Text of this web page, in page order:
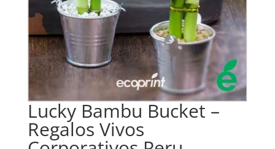
Lucky Bambu Bucket –
Regalos Vivos